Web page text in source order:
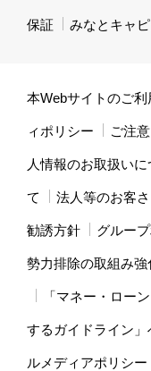
保証 みなとキャ
本Webサイトのご利
ィポリシー ご注
人情報のお取扱いに
て 法人等のお客
勧誘方針 グルー
勢力排除の取組み強
「マネー・ロー
するガイドライン
ルメディアポリシー